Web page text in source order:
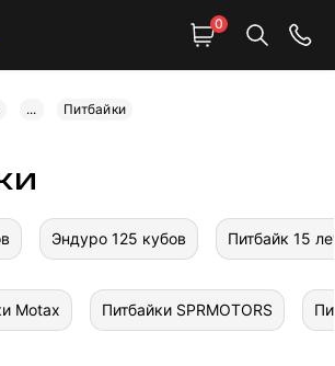
0
... Питбайки
Эндуро 125 кубов Питбайк 15
Motax Питбайки SPRMOTORS